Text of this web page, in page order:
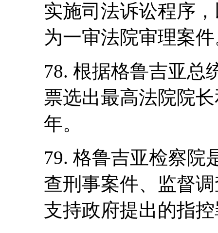
实施司法诉讼程序
为一审法院审理案
78. 根据格鲁吉亚总
票选出最高法院院
年。
79. 格鲁吉亚检察院
查刑事案件、监督
支持政府提出的指